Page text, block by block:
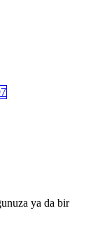
ya da bir